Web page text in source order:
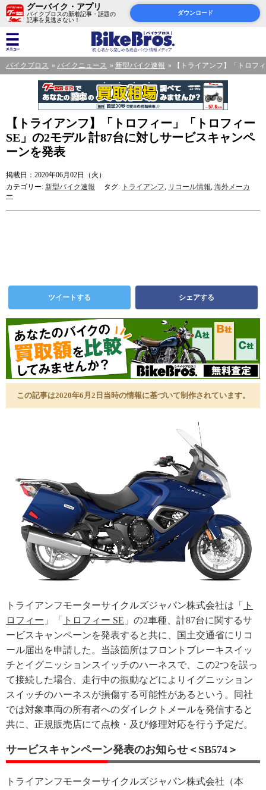
グーバイク・アプリ
バイクブロスの新着記事・話題の
記事を見逃さない！
ダウンロード
バイクブロス バイクニュース 新型バイク速報 【トライアンフ】「トロフ
【トライアンフ】「トロフィー」「トロフィー
SE」の2モデル 計87台に対しサービスキャンペ
ーンを発表
掲載日：2020年06月02日（火）
カテゴリー: 新型バイク速報 タグ: トライアンフ, リコール情報, 海外メーカ
ー
ツイートする シェアする
この記事は2020年6月2日当時の情報に基づいて制作されています。
トライアンフモーターサイクルズジャパン株式会社は「
ト
ロフィー 」「 トロフィー SE 」の2車種、計87台に関するサ
ービスキャンペーンを発表すると共に、国土交通省にリコ
ール届出を申請した。当該箇所はフロントブレーキスイッ
チとイグニッションスイッチのハーネスで、この2つを誤っ
て接続した場合、走行中の振動などによりイグニッション
スイッチのハーネスが損傷する可能性があるという。同社
では対象車両の所有者へのダイレクトメールを発信すると
共に、正規販売店にて点検・及び修理対応を行う予定だ。
サービスキャンペーン発表のお知らせ＜SB574＞
トライアンフモーターサイクルズジャパン株式会社（本